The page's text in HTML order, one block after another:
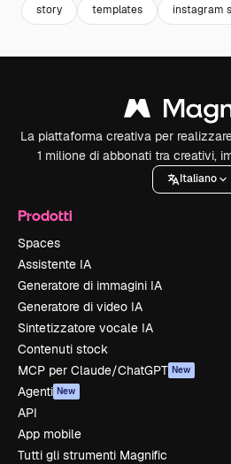
story templates instagram
La piattaforma creativa per
1 milione di abbonati tra creativi,
Italiano
Prodotti
Spaces
Assistente IA
Generatore di immagini IA
Generatore di video IA
Sintetizzatore vocale IA
Contenuti stock
MCP per Claude/ChatGPT New
Agenti New
API
App mobile
Tutti gli strumenti Magnific